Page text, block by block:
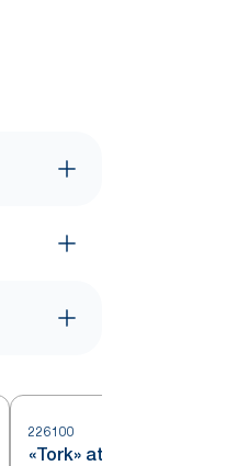
226100
«Tork» atkritumu tvertne